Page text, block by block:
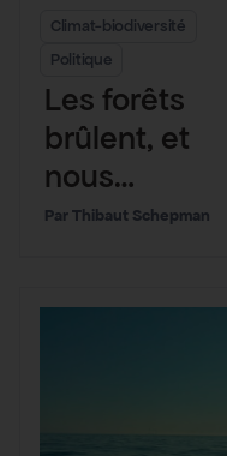
Climat-biodiversité
Politique
Les forêts
brûlent, et
nous
regardons
Thibaut Schepman